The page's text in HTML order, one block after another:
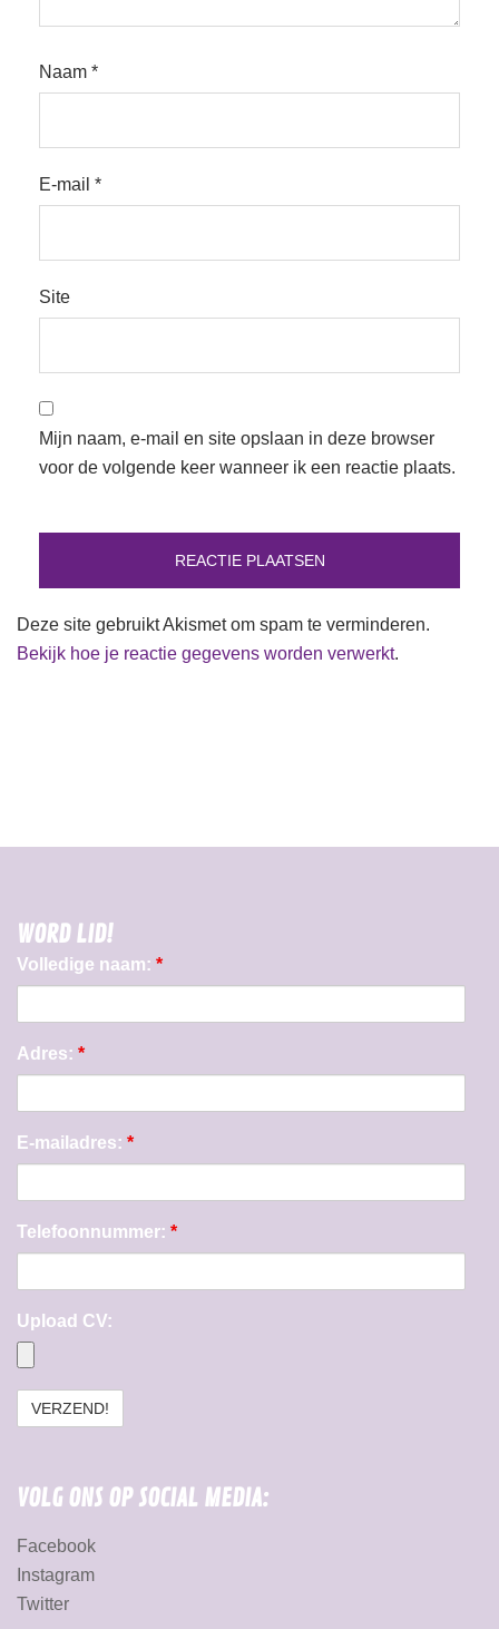
Naam *
E-mail *
Site
Mijn naam, e-mail en site opslaan in deze browser
voor de volgende keer wanneer ik een reactie plaats.
Deze site gebruikt Akismet om spam te verminderen.
Bekijk hoe je reactie gegevens worden verwerkt.
WORD LID!
Volledige naam: *
Adres: *
E-mailadres: *
Telefoonnummer: *
Upload CV:
VOLG ONS OP SOCIAL MEDIA:
Facebook
Instagram
Twitter